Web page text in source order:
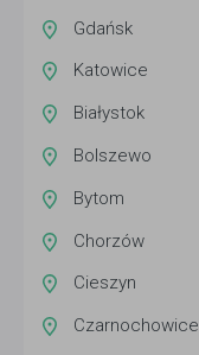
Gdańsk
Katowice
Białystok
Bolszewo
Bytom
Chorzów
Cieszyn
Czarnochowice